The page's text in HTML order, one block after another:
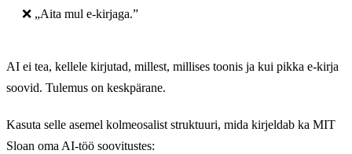
❌ „Aita mul e-kirjaga.”
AI ei tea, kellele kirjutad, millest, millises toonis ja kui pikka e-kirja
soovid. Tulemus on keskpärane.
Kasuta selle asemel kolmeosalist struktuuri, mida kirjeldab ka MIT
Sloan oma AI-töö soovitustes: